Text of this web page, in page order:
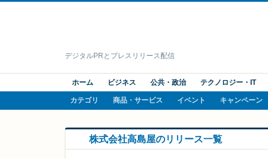
デジタルPRとプレスリリース配信
ホーム ビジネス 公共・政治 テクノロジー・IT
カテゴリ 商品・サービス イベント キャンペーン
株式会社高島屋のリリース一覧